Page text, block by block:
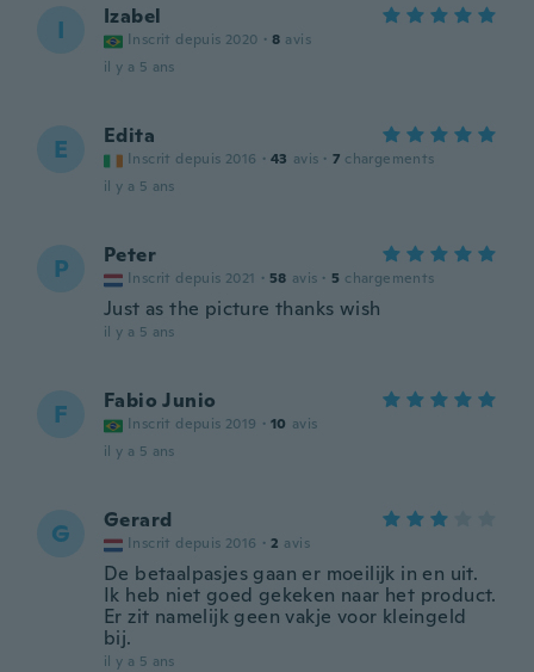
I Izabel
Inscrit depuis 2020 · 8 avis
il y a 5 ans
E Edita
Inscrit depuis 2016 · 43 avis · 7 chargements
il y a 5 ans
P Peter
Inscrit depuis 2021 · 58 avis · 5 chargements
Just as the picture thanks wish
il y a 5 ans
F Fabio Junio
Inscrit depuis 2019 · 10 avis
il y a 5 ans
G Gerard
Inscrit depuis 2016 · 2 avis
De betaalpasjes gaan er moeilijk in en uit.
Ik heb niet goed gekeken naar het product.
Er zit namelijk geen vakje voor kleingeld
bij.
il y a 5 ans